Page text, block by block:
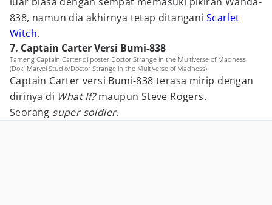
838, namun dia akhirnya tetap ditangani Scarlet
Witch.
7. Captain Carter Versi Bumi-838
Tameng Captain Carter di poster Doctor Strange in the Multiverse of Madness.
(Dok. Marvel Studio/Doctor Strange in the Multiverse of Madness)
Captain Carter versi Bumi-838 terasa mirip dengan
dirinya di What If?maupun Steve Rogers.
Seorang super soldier.